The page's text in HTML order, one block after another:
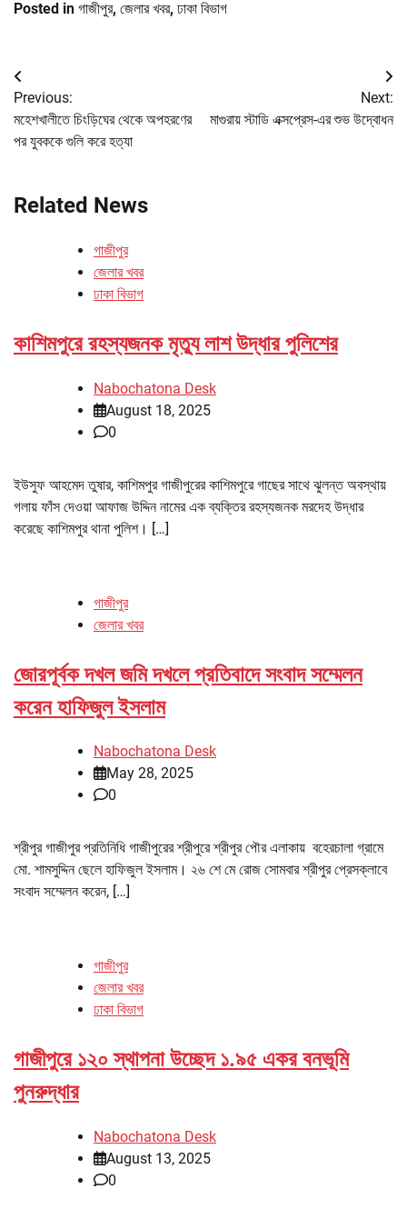
Posted in গাজীপুর, জেলার খবর, ঢাকা বিভাগ
Post
navigation
Previous:
মহেশখালীতে চিংড়িঘের থেকে অপহরণের
পর যুবককে গুলি করে হত্যা
Next:
মাগুরায় স্টাডি এক্সপ্রেস-এর শুভ উদ্বোধন
Related News
গাজীপুর
জেলার খবর
ঢাকা বিভাগ
কাশিমপুরে রহস্যজনক মৃত্যু লাশ উদ্ধার পুলিশের
Nabochatona Desk
August 18, 2025
0
ইউসুফ আহমেদ তুষার, কাশিমপুর গাজীপুরের কাশিমপুরে গাছের সাথে ঝুলন্ত অবস্থায়
গলায় ফাঁস দেওয়া আফাজ উদ্দিন নামের এক ব্যক্তির রহস্যজনক মরদেহ উদ্ধার
করেছে কাশিমপুর থানা পুলিশ। […]
গাজীপুর
জেলার খবর
জোরপূর্বক দখল জমি দখলে প্রতিবাদে সংবাদ সম্মেলন
করেন হাফিজুল ইসলাম
Nabochatona Desk
May 28, 2025
0
শ্রীপুর গাজীপুর প্রতিনিধি গাজীপুরের শ্রীপুরে শ্রীপুর পৌর এলাকায় বহেরচালা গ্রামে
মো. শামসুদ্দিন ছেলে হাফিজুল ইসলাম। ২৬ শে মে রোজ সোমবার শ্রীপুর প্রেসক্লাবে
সংবাদ সম্মেলন করেন, […]
গাজীপুর
জেলার খবর
ঢাকা বিভাগ
গাজীপুরে ১২০ স্থাপনা উচ্ছেদ ১.৯৫ একর বনভূমি
পুনরুদ্ধার
Nabochatona Desk
August 13, 2025
0